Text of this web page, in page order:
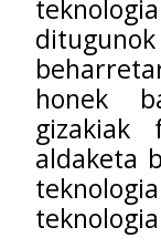
honek
gizakiak
aldaketa